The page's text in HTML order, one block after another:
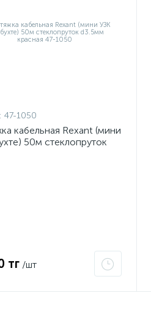
47-1050
кабельная Rexant (мини
50м стеклопруток
тг /шт